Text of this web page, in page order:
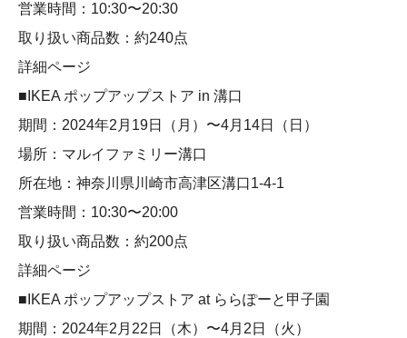
営業時間：10:30〜20:30
取り扱い商品数：約240点
詳細ページ
■IKEA ポップアップストア in 溝口
期間：2024年2月19日（月）〜4月14日（日）
場所：マルイファミリー溝口
所在地：神奈川県川崎市高津区溝口1-4-1
営業時間：10:30〜20:00
取り扱い商品数：約200点
詳細ページ
■IKEA ポップアップストア at ららぽーと甲子園
期間：2024年2月22日（木）〜4月2日（火）